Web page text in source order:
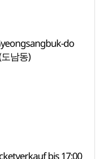
do
남동)
bis 17:00